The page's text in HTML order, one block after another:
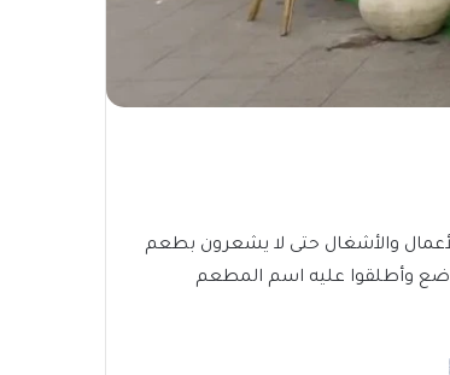
والأشغال حتى لا يشعرون بطعم
وأطلقوا عليه اسم المطعم